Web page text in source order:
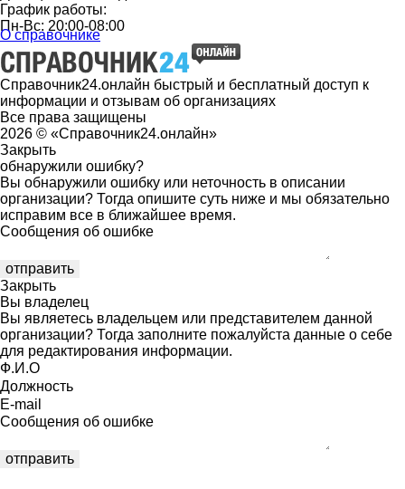
График работы:
Пн-Вс: 20:00-08:00
О справочнике
Справочник24.онлайн быстрый и бесплатный доступ к
информации и отзывам об организациях
Все права защищены
2026 © «Справочник24.онлайн»
Закрыть
обнаружили ошибку?
Вы обнаружили ошибку или неточность в описании
организации? Тогда опишите суть ниже и мы обязательно
исправим все в ближайшее время.
Сообщения об ошибке
Закрыть
Вы владелец
Вы являетесь владельцем или представителем данной
организации? Тогда заполните пожалуйста данные о себе
для редактирования информации.
Ф.И.О
Должность
E-mail
Сообщения об ошибке